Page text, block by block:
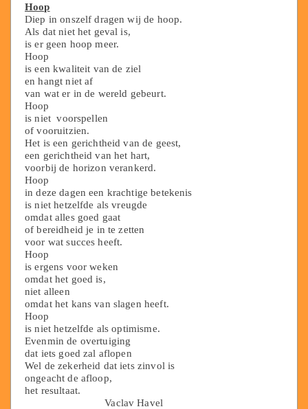
Hoop
Diep in onszelf dragen wij de hoop.
Als dat niet het geval is,
is er geen hoop meer.
Hoop
is een kwaliteit van de ziel
en hangt niet af
van wat er in de wereld gebeurt.
Hoop
is niet voorspellen
of vooruitzien.
Het is een gerichtheid van de geest,
een gerichtheid van het hart,
voorbij de horizon verankerd.
Hoop
in deze dagen een krachtige betekenis
is niet hetzelfde als vreugde
omdat alles goed gaat
of bereidheid je in te zetten
voor wat succes heeft.
Hoop
is ergens voor weken
omdat het goed is,
niet alleen
omdat het kans van slagen heeft.
Hoop
is niet hetzelfde als optimisme.
Evenmin de overtuiging
dat iets goed zal aflopen
Wel de zekerheid dat iets zinvol is
ongeacht de afloop,
het resultaat.
Vaclav Havel